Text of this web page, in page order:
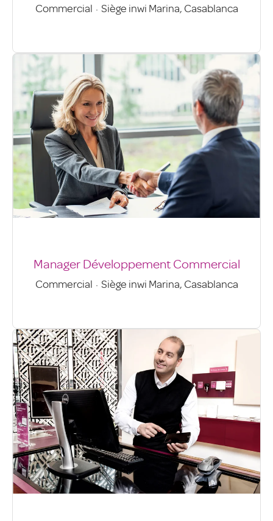
Commercial · Siège inwi Marina, Casablanca
Manager Développement Commercial
Commercial · Siège inwi Marina, Casablanca